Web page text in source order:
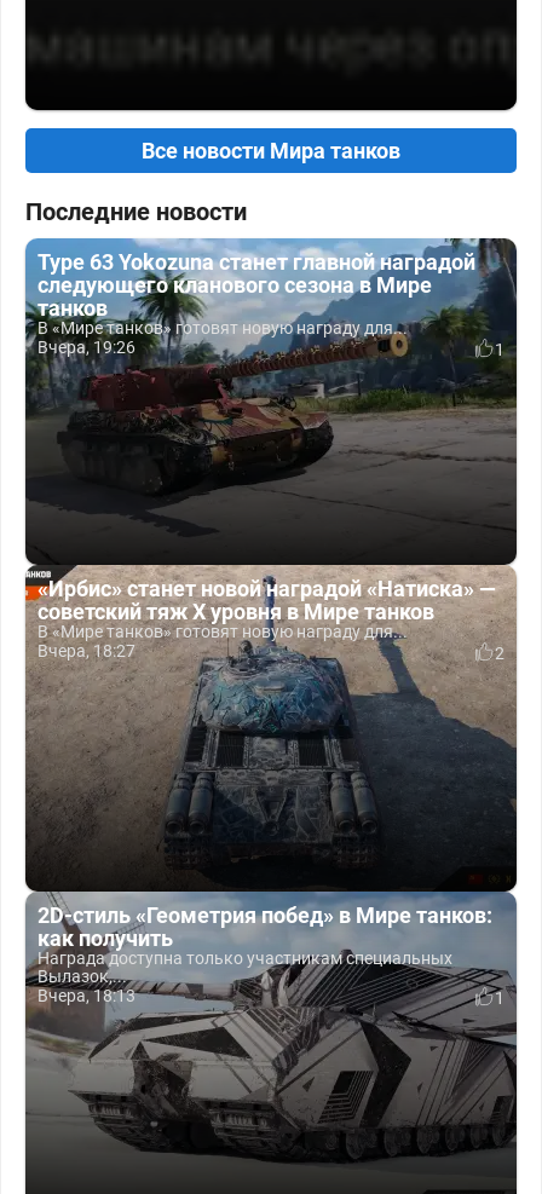
Все новости Мира танков
Последние новости
Type 63 Yokozuna станет главной наградой
следующего кланового сезона в Мире
танков
В «Мире танков» готовят новую награду для...
Вчера, 19:26
1
«Ирбис» станет новой наградой «Натиска» —
советский тяж X уровня в Мире танков
В «Мире танков» готовят новую награду для...
Вчера, 18:27
2
2D-стиль «Геометрия побед» в Мире танков:
как получить
Награда доступна только участникам специальных
Вылазок,...
Вчера, 18:13
1